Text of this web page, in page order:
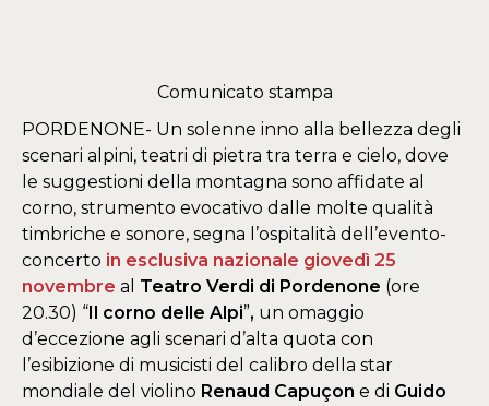
Comunicato stampa
PORDENONE- Un solenne inno alla bellezza degli
scenari alpini, teatri di pietra tra terra e cielo, dove
le suggestioni della montagna sono affidate al
corno, strumento evocativo dalle molte qualità
timbriche e sonore, segna l’ospitalità dell’evento-
concerto in esclusiva nazionale giovedì 25
novembre al Teatro Verdi di Pordenone (ore
20.30) “Il corno delle Alpi”, un omaggio
d’eccezione agli scenari d’alta quota con
l’esibizione di musicisti del calibro della star
mondiale del violino Renaud Capuçon e di Guido